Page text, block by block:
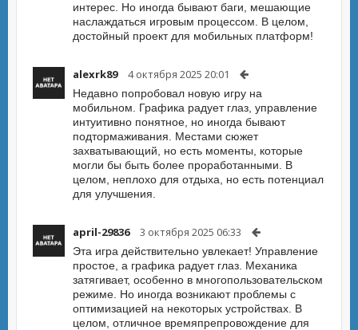
интерес. Но иногда бывают баги, мешающие
наслаждаться игровым процессом. В целом,
достойный проект для мобильных платформ!
alexrk89 4 октября 2025 20:01
Недавно попробовал новую игру на
мобильном. Графика радует глаз, управление
интуитивно понятное, но иногда бывают
подтормаживания. Местами сюжет
захватывающий, но есть моменты, которые
могли бы быть более проработанными. В
целом, неплохо для отдыха, но есть потенциал
для улучшения.
april-29836 3 октября 2025 06:33
Эта игра действительно увлекает! Управление
простое, а графика радует глаз. Механика
затягивает, особенно в многопользовательском
режиме. Но иногда возникают проблемы с
оптимизацией на некоторых устройствах. В
целом, отличное времяпрепровождение для